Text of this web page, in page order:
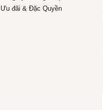
Ưu đãi & Đặc Quyền